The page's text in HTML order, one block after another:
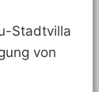
Stadtvilla
von